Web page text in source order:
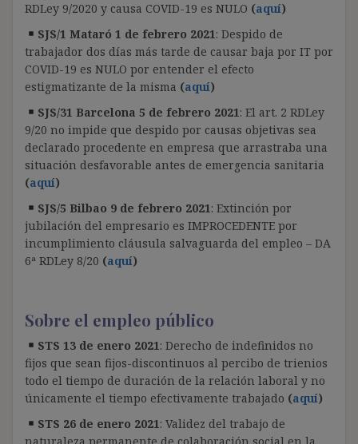
RDLey 9/2020 y causa COVID-19 es NULO (aquí)
SJS/1 Mataró 1 de febrero 2021: Despido de
trabajador dos días más tarde de causar baja por IT por
COVID-19 es NULO por entender el efecto
estigmatizante de la misma (aquí)
SJS/31 Barcelona 5 de febrero 2021: El art. 2 RDLey
9/20 no impide que despido por causas objetivas sea
declarado procedente en empresa que arrastraba una
situación desfavorable antes de emergencia sanitaria
(aquí)
SJS/5 Bilbao 9 de febrero 2021: Extinción por
jubilación del empresario es IMPROCEDENTE por
incumplimiento cláusula salvaguarda del empleo – DA
6ª RDLey 8/20 (aquí)
Sobre el empleo público
STS 13 de enero 2021: Derecho de indefinidos no
fijos que sean fijos-discontinuos al percibo de trienios
todo el tiempo de duración de la relación laboral y no
únicamente el tiempo efectivamente trabajado (aquí)
STS 26 de enero 2021: Validez del trabajo de